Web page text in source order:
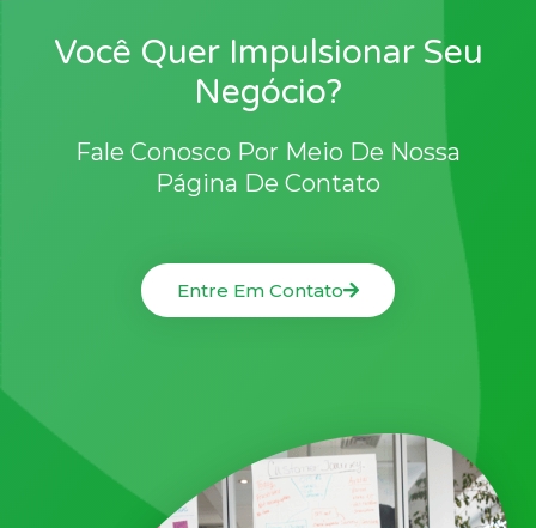
Você Quer Impulsionar Seu
Negócio?
Fale Conosco Por Meio De Nossa
Página De Contato
Entre Em Contato